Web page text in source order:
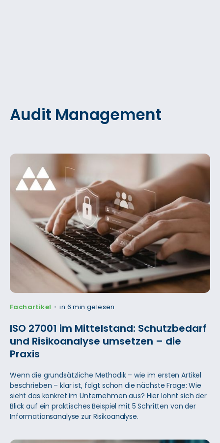
Audit Management
Fachartikel •in 6 min gelesen
ISO 27001 im Mittelstand: Schutzbedarf
und Risikoanalyse umsetzen – die
Praxis
Wenn die grundsätzliche Methodik – wie im ersten Artikel
beschrieben – klar ist, folgt schon die nächste Frage: Wie
sieht das konkret im Unternehmen aus? Hier lohnt sich der
Blick auf ein praktisches Beispiel mit 5 Schritten von der
Informationsanalyse zur Risikoanalyse.